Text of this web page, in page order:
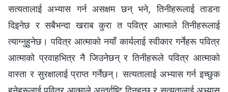
सत्यतालाई अभ्यास गर्न असक्षम छन् भने, तिनीहरूलाई ताडना
दिइनेछ र सबैभन्दा खराब कुरा त पवित्र आत्माले तिनीहरूलाई
त्याग्‍नुहुनेछ। पवित्र आत्‍माको नयाँ कार्यलाई स्वीकार गर्नेहरू पवित्र
आत्‍माको प्रवाहभित्र नै जिउनेछन् र तिनीहरूले पवित्र आत्‍माको
वास्ता र सुरक्षालाई प्राप्त गर्नेछन्। सत्यतालाई अभ्यास गर्न इच्‍छुक